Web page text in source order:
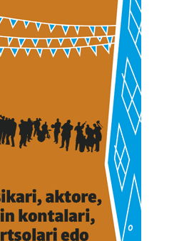
babesten dira. Ikusi gure
ustez zein helburutarako
eta horren aurka nola egin
prozesatzeko moduari
eta ezarri zure lehentasunak
unetan alda edo ken dezakezu
adierazpenean.
propioak eta hirugarrenen cookie-
Zure esperientzia eta
cookie teknologiaz